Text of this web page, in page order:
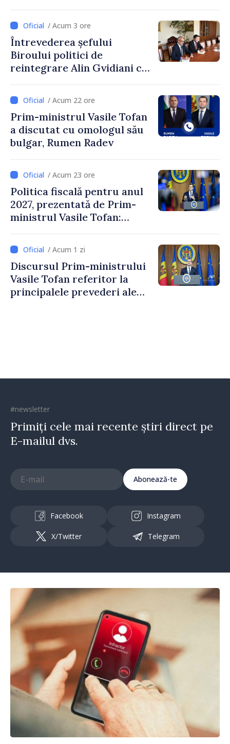
Ambasadoarea Suediei,
Petra Lärke/ Acum 3 ore
Întrevederea șefului
Biroului politici de
reintegrare Alin Gvidiani cu
Comitetului Internațional al
Crucii Roșii în Moldova
/ Acum 22 ore
Prim-ministrul Vasile Tofan
a discutat cu omologul său
bulgar, Rumen Radev
/ Acum 23 ore
Politica fiscală pentru anul
2027, prezentată de Prim-
ministrul Vasile Tofan:
stimularea investițiilor și o
taxare mai echitabilă
/ Acum 1 zi
Discursul Prim-ministrului
Vasile Tofan referitor la
principalele prevederi ale
#newsletter
Primiți cele mai recente știri direct pe
E-mailul dvs.
Abonează-te
Facebook Instagram
X/Twitter Telegram